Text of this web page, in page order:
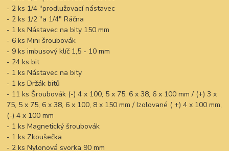
- 2 ks 1/4 "prodlužovací nástavec
- 2 ks 1/2 "a 1/4" Ráčna
- 1 ks Nástavec na bity 150 mm
- 6 ks Mini šroubovák
- 9 ks imbusový klíč 1,5 - 10 mm
- 24 ks bit
- 1 ks Nástavec na bity
- 1 ks Držák bitů
- 11 ks Šroubovák (-) 4 x 100, 5 x 75, 6 x 38, 6 x 100 mm / (+) 3 x
75, 5 x 75, 6 x 38, 6 x 100, 8 x 150 mm / Izolované ( +) 4 x 100 mm,
(-) 4 x 100 mm
- 1 ks Magnetický šroubovák
- 1 ks Zkoušečka
- 2 ks Nylonová svorka 90 mm